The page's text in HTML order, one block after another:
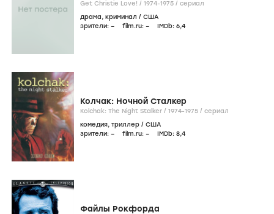
Get Christie Love! / 1974-1975 / сериал
драма, криминал / США
зрители: – film.ru: – IMDb: 6,4
Колчак: Ночной Сталкер
Kolchak: The Night Stalker / 1974-1975 / сериал
комедия, триллер / США
зрители: – film.ru: – IMDb: 8,4
Файлы Рокфорда